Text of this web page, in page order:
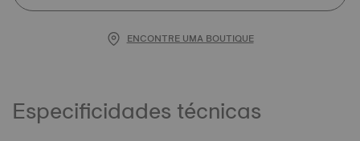
ENCONTRE UMA BOUTIQUE
Especificidades técnicas